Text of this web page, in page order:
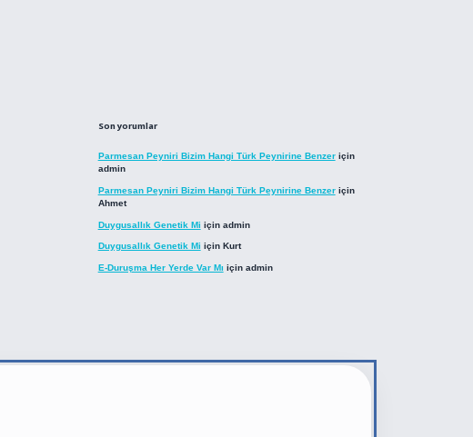
Son yorumlar
Parmesan Peyniri Bizim Hangi Türk Peynirine Benzeriçin
admin
Parmesan Peyniri Bizim Hangi Türk Peynirine Benzeriçin
Ahmet
Duygusallık Genetik Mi için admin
Duygusallık Genetik Mi için Kurt
E-Duruşma Her Yerde Var Mı için admin